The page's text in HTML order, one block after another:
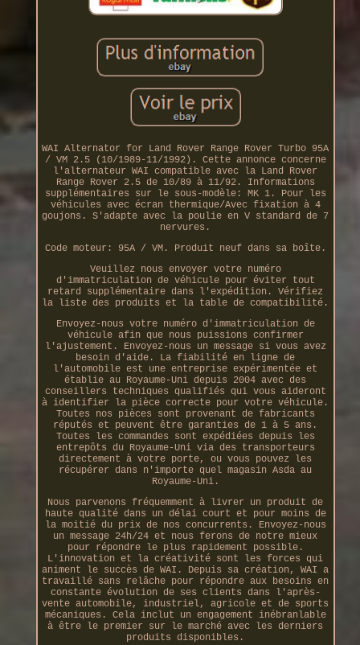
WAI Alternator for Land Rover Range Rover Turbo 95A
/ VM 2.5 (10/1989-11/1992). Cette annonce concerne
l'alternateur WAI compatible avec la Land Rover
Range Rover 2.5 de 10/89 à 11/92. Informations
supplémentaires sur le sous-modèle: MK 1. Pour les
véhicules avec écran thermique/Avec fixation à 4
goujons. S'adapte avec la poulie en V standard de 7
nervures.
Code moteur: 95A / VM. Produit neuf dans sa boîte.
Veuillez nous envoyer votre numéro
d'immatriculation de véhicule pour éviter tout
retard supplémentaire dans l'expédition. Vérifiez
la liste des produits et la table de compatibilité.
Envoyez-nous votre numéro d'immatriculation de
véhicule afin que nous puissions confirmer
l'ajustement. Envoyez-nous un message si vous avez
besoin d'aide. La fiabilité en ligne de
l'automobile est une entreprise expérimentée et
établie au Royaume-Uni depuis 2004 avec des
conseillers techniques qualifiés qui vous aideront
à identifier la pièce correcte pour votre véhicule.
Toutes nos pièces sont provenant de fabricants
réputés et peuvent être garanties de 1 à 5 ans.
Toutes les commandes sont expédiées depuis les
entrepôts du Royaume-Uni via des transporteurs
directement à votre porte, ou vous pouvez les
récupérer dans n'importe quel magasin Asda au
Royaume-Uni.
Nous parvenons fréquemment à livrer un produit de
haute qualité dans un délai court et pour moins de
la moitié du prix de nos concurrents. Envoyez-nous
un message 24h/24 et nous ferons de notre mieux
pour répondre le plus rapidement possible.
L'innovation et la créativité sont les forces qui
animent le succès de WAI. Depuis sa création, WAI a
travaillé sans relâche pour répondre aux besoins en
constante évolution de ses clients dans l'après-
vente automobile, industriel, agricole et de sports
mécaniques. Cela inclut un engagement inébranlable
à être le premier sur le marché avec les derniers
produits disponibles.